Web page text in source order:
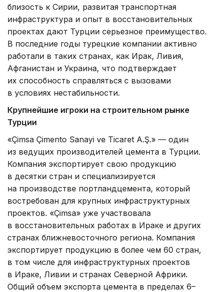
близость к Сирии, развитая транспортная
инфраструктура и опыт в восстановительных
проектах дают Турции серьезное преимущество.
В последние годы турецкие компании активно
работали в таких странах, как Ирак, Ливия,
Афганистан и Украина, что подтверждает
их способность справляться с вызовами
в условиях нестабильности.
Крупнейшие игроки на строительном рынке
Турции
«Çimsa Çimento Sanayi ve Ticaret A.Ş.» — один
из ведущих производителей цемента в Турции.
Компания экспортирует свою продукцию
в десятки стран и специализируется
на производстве портландцемента, который
востребован для крупных инфраструктурных
проектов. «Çimsa» уже участвовала
в восстановительных работах в Ираке и других
странах ближневосточного региона. Компания
экспортирует продукцию в более чем 60 стран,
в том числе для инфраструктурных проектов
в Ираке, Ливии и странах Северной Африки.
Общий объем экспорта цемента в пределах 6–